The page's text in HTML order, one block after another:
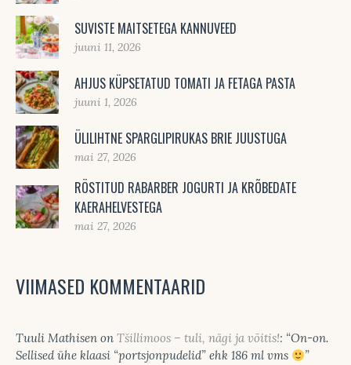
SUVISTE MAITSETEGA KANNUVEED
juuni 11, 2026
AHJUS KÜPSETATUD TOMATI JA FETAGA PASTA
juuni 1, 2026
ÜLILIHTNE SPARGLIPIRUKAS BRIE JUUSTUGA
mai 27, 2026
RÖSTITUD RABARBER JOGURTI JA KRÕBEDATE
KAERAHELVESTEGA
mai 27, 2026
VIIMASED KOMMENTAARID
Tuuli Mathisen on Tšillimoos – tuli, nägi ja võitis!: “On-on.
Sellised ühe klaasi “portsjonpudelid” ehk 186 ml vms
”